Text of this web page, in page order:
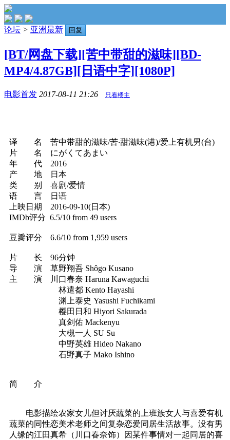
论坛 > 亚洲最新 回复
[BT/网盘下载][苦中带甜的滋味][BD-
MP4/4.87GB][日语中字][1080P]
电影首发 2017-08-11 21:26 只看楼主
译 名 苦中带甜的滋味/苦‧甜滋味(港)/爱上有机男(台)
片 名 にがくてあまい
年 代 2016
产 地 日本
类 别 喜剧/爱情
语 言 日语
上映日期 2016-09-10(日本)
IMDb评分 6.5/10 from 49 users
豆瓣评分 6.6/10 from 1,959 users
片 长 96分钟
导 演 草野翔吾 Shôgo Kusano
主 演 川口春奈 Haruna Kawaguchi
林遣都 Kento Hayashi
渊上泰史 Yasushi Fuchikami
樱田日和 Hiyori Sakurada
真剑佑 Mackenyu
大槻一人 SU Su
中野英雄 Hideo Nakano
石野真子 Mako Ishino
简 介
电影描绘农家女儿但讨厌蔬菜的上班族女人与喜爱有机
蔬菜的同性恋美术老师之间复杂恋爱同居生活故事。没有男
人缘的江田真希（川口春奈饰）因某件事情对一起同居的喜